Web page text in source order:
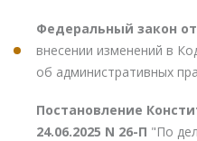
Федеральный закон от
внесении изменений в
об административных
Постановление
24.06.2025 N 26-П "По